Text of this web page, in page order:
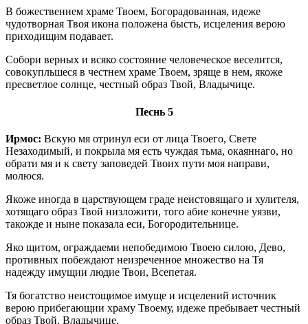
В божественнем храме Твоем, Богорадованная, идеже
чудотворная Твоя икона положена бысть, исцеления верою
приходищим подавает.
Собори верных и всяко состояние человеческое веселится,
совокупльшеся в честнем храме Твоем, зряще в нем, якоже
пресветлое солнце, честный образ Твой, Владычице.
Песнь 5
Ирмос: Вскую мя отринул еси от лица Твоего, Свете
Незаходимый, и покрыла мя есть чуждая тьма, окаяннаго, но
обрати мя и к свету заповедей Твоих пути моя направи,
молюся.
Якоже иногда в царствующем граде неистовящаго и хулителя,
хотящаго образ Твой низложити, того абие конечне уязви,
такожде и ныне показала еси, Богородительнице.
Яко щитом, ограждаеми непобедимою Твоею силою, Дево,
противных побеждают неизреченное множество на Тя
надежду имущии людие Твои, Всепетая.
Тя богатство неистощимое имуще и исцелений источник
верою прибегающии храму Твоему, идеже пребывает честный
образ Твой, Владычице.